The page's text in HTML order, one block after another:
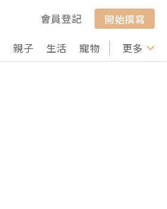
會員登記
開始撰寫
親子 生活 寵物 行山 打卡
更多